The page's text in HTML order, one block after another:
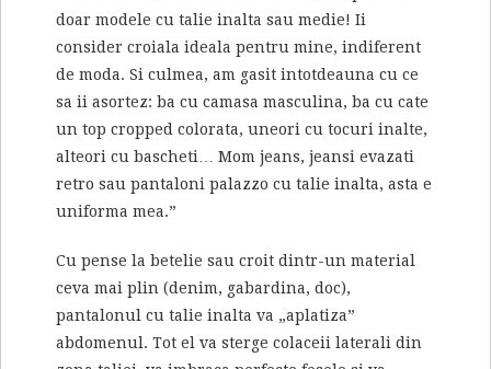
doar modele cu talie inalta sau medie! Ii
consider croiala ideala pentru mine, indiferent
de moda. Si culmea, am gasit intotdeauna cu ce
sa ii asortez: ba cu camasa masculina, ba cu cate
un top cropped colorata, uneori cu tocuri inalte,
alteori cu bascheti… Mom jeans, jeansi evazati
retro sau pantaloni palazzo cu talie inalta, asta e
uniforma mea.”
Cu pense la betelie sau croit dintr-un material
ceva mai plin (denim, gabardina, doc),
pantalonul cu talie inalta va „aplatiza”
abdomenul. Tot el va sterge colaceii laterali din